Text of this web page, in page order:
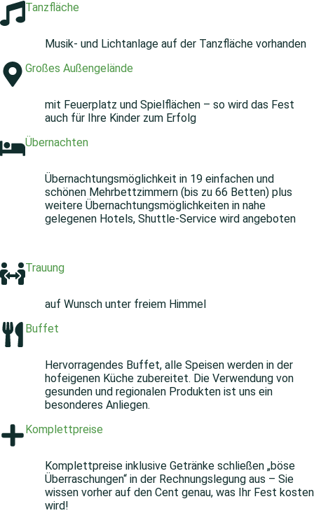
Tanzfläche
Musik- und Lichtanlage auf der Tanzfläche vorhanden
Großes Außengelände
mit Feuerplatz und Spielflächen – so wird das Fest
auch für Ihre Kinder zum Erfolg
Übernachten
Übernachtungsmöglichkeit in 19 einfachen und
schönen Mehrbettzimmern (bis zu 66 Betten) plus
weitere Übernachtungsmöglichkeiten in nahe
gelegenen Hotels, Shuttle-Service wird angeboten
Trauung
auf Wunsch unter freiem Himmel
Buffet
Hervorragendes Buffet, alle Speisen werden in der
hofeigenen Küche zubereitet. Die Verwendung von
gesunden und regionalen Produkten ist uns ein
besonderes Anliegen.
Komplettpreise
Komplettpreise inklusive Getränke schließen „böse
Überraschungen“ in der Rechnungslegung aus – Sie
wissen vorher auf den Cent genau, was Ihr Fest kosten
wird!